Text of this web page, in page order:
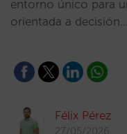
entorno único para
orientada a
Félix Pérez
27/05/2026